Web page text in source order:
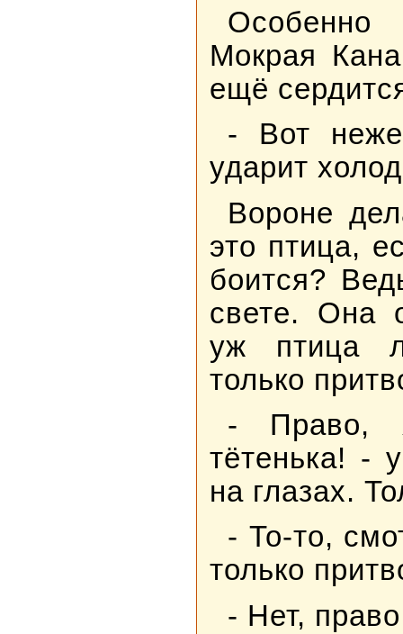
Особенно
Мокрая
ещё
- Вот
ударит
Вороне
это птица,
боится?
свете. Она
уж птица
только
- Право,
тётенька! -
на глазах.
- То-то,
только
- Нет,